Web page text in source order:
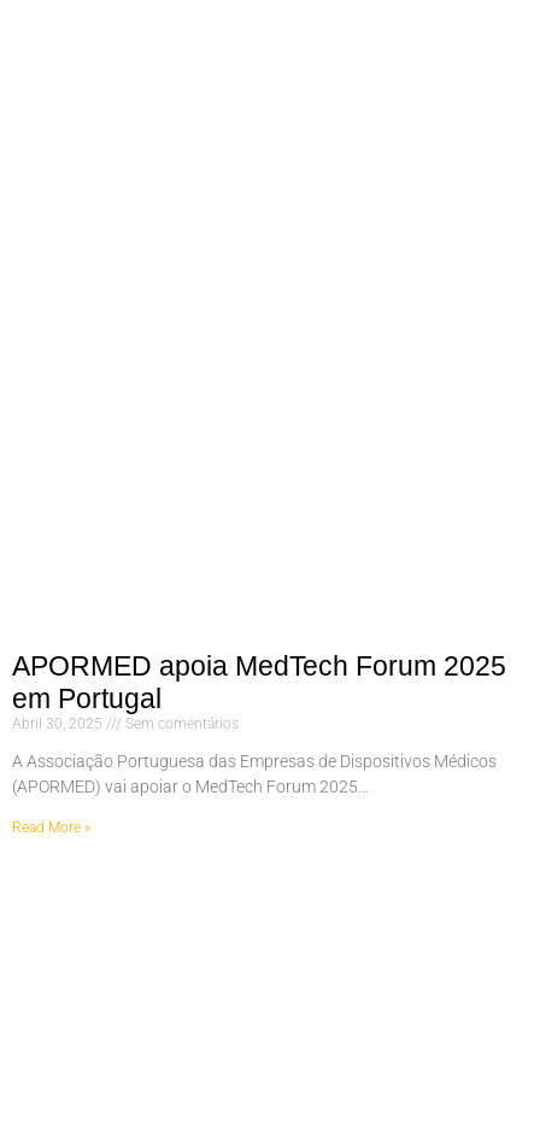
APORMED apoia MedTech Forum 2025
em Portugal
Abril 30, 2025 Sem comentários
A Associação Portuguesa das Empresas de Dispositivos Médicos
(APORMED) vai apoiar o MedTech Forum 2025…
Read More »